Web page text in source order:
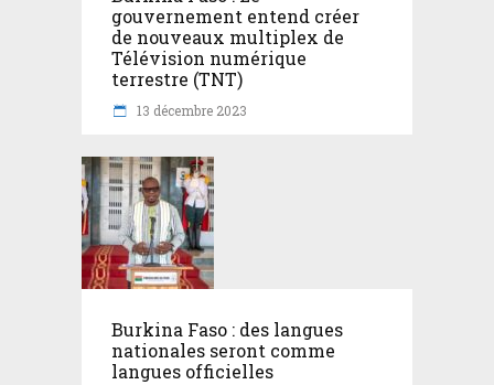
gouvernement entend créer
de nouveaux multiplex de
Télévision numérique
terrestre (TNT)
13 décembre 2023
Burkina Faso : des langues
nationales seront comme
langues officielles